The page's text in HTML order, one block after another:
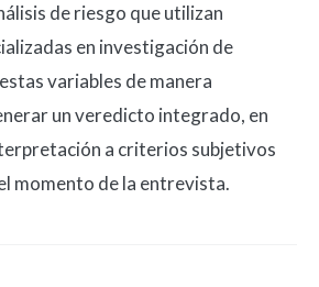
de riesgo que utilizan
en investigación de
variables de manera
un veredicto integrado, en
a criterios subjetivos
momento de la entrevista.